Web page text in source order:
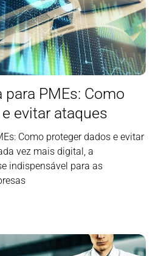
PMEs: Como
evitar ataques
Como proteger dados e evitar
vez mais digital, a
indispensável para as